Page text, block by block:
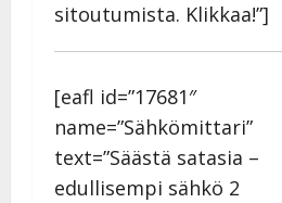
sitoutumista. Klikkaa!”]
[eafl id=”17681″
name=”Sähkömittari”
text=”Säästä satasia –
edullisempi sähkö 2